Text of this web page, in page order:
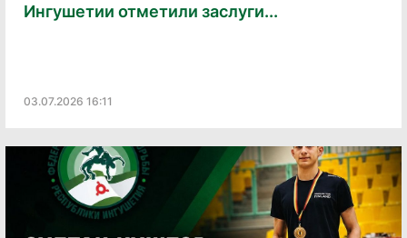
Ингушетии отметили заслуги...
03.07.2026 16:11